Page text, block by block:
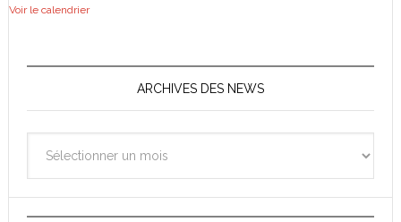
Voir le calendrier
ARCHIVES DES NEWS
des
News